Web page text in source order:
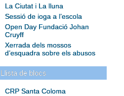
La Ciutat i La lluna
Sessió de ioga a l’escola
Open Day Fundació Johan
Cruyff
Xerrada dels mossos
d’esquadra sobre els abusos
Llista de blocs
CRP Santa Coloma